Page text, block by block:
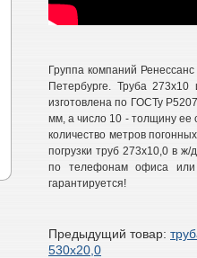
Группа компаний
Петербурге. Труба
изготовлена по ГОСТу
мм, а число 10 - толщину ее
количество метров
погрузки труб 273х10,0 в ж/
по телефонам офиса или
гарантируется!
Предыдущий товар:
530х20,0